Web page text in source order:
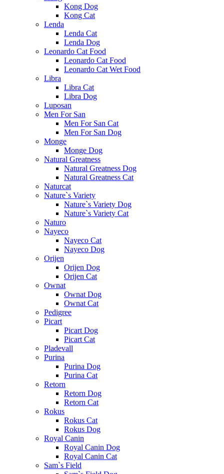
Kong Dog
Kong Cat
Lenda
Lenda Cat
Lenda Dog
Leonardo Cat Food
Leonardo Cat Food
Leonardo Cat Wet Food
Libra
Libra Cat
Libra Dog
Luposan
Men For San
Men For San Cat
Men For San Dog
Monge
Monge Dog
Natural Greatness
Natural Greatness Dog
Natural Greatness Cat
Naturcat
Nature`s Variety
Nature`s Variety Dog
Nature`s Variety Cat
Naturo
Nayeco
Nayeco Cat
Nayeco Dog
Orijen
Orijen Dog
Orijen Cat
Ownat
Ownat Dog
Ownat Cat
Pedigree
Picart
Picart Dog
Picart Cat
Pladevall
Purina
Purina Dog
Purina Cat
Retorn
Retorn Dog
Retorn Cat
Rokus
Rokus Cat
Rokus Dog
Royal Canin
Royal Canin Dog
Royal Canin Cat
Sam`s Field